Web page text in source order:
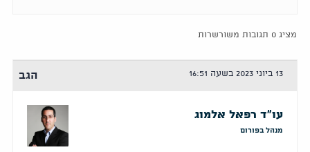
מציג 0 תגובות משורשרות
13 ביוני 2023 בשעה 16:51 הגב
עו"ד רפאל אלמוג
מנהל בפורום